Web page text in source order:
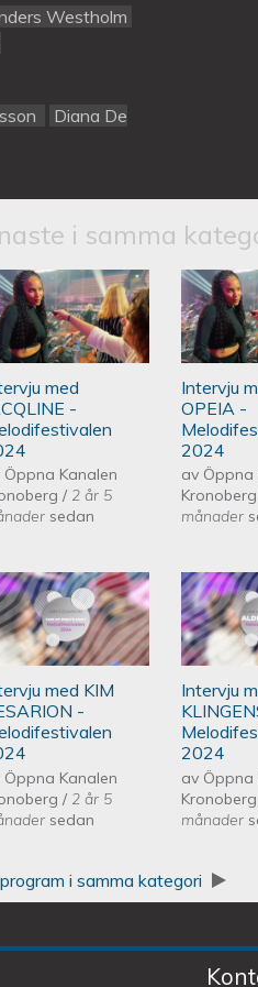
Westholm
Diana De
i samma
med
med
-
Öppna Kanalen
/ 2 år 5
sedan
Intervju
OPEIA -
2024
av Öppna
Kronoberg
månader
med KIM
med KIM
-
Öppna Kanalen
/ 2 år 5
sedan
Intervju
2024
av Öppna
Kronoberg
månader
i samma kategori